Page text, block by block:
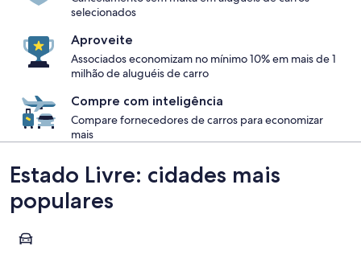
selecionados
Aproveite
Associados economizam no mínimo 10% em mais de 1
milhão de aluguéis de carro
Compre com inteligência
Compare fornecedores de carros para economizar
mais
Estado Livre: cidades mais
populares
Bloemfontein